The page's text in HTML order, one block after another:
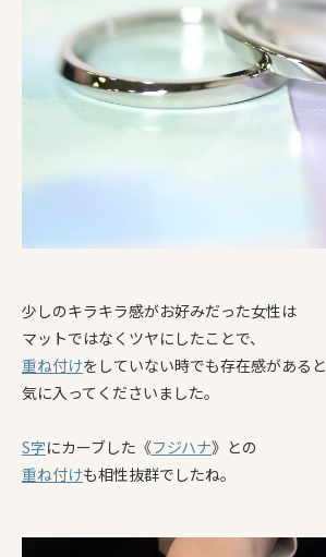
少しのキラキラ感がお好みだった女性は
マットではなくツヤにしたことで、
重ね付けをしていない時でも存在感があると
気に入ってくださいました。
S字にカーブした《フジハナ》との
重ね付けも相性抜群でしたね。